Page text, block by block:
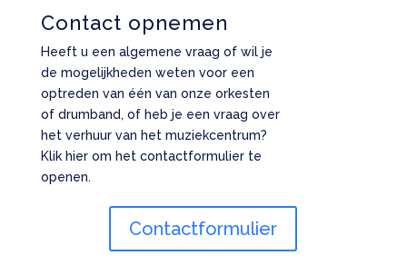
Contact opnemen
Heeft u een algemene vraag of wil je
de mogelijkheden weten voor een
optreden van één van onze orkesten
of drumband, of heb je een vraag over
het verhuur van het muziekcentrum?
Klik hier om het contactformulier te
openen.
Contactformulier